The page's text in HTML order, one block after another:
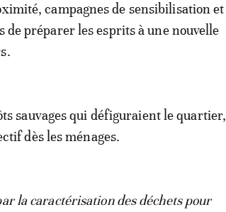
campagnes de sensibilisation et
de préparer les esprits à une nouvelle
sauvages qui défiguraient le quartier,
dès les ménages.
la caractérisation des déchets pour